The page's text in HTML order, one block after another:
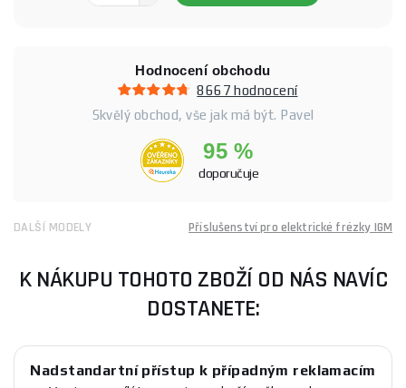
Hodnocení obchodu
8667 hodnocení
Skvělý obchod, vše jak má být. Pavel
95 %
doporučuje
DALŠÍ MODELY Příslušenství pro elektrické frézky IGM
K NÁKUPU TOHOTO ZBOŽÍ OD NÁS NAVÍC
DOSTANETE:
Nadstandartní přístup k případným reklamacím